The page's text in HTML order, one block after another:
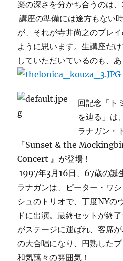
楽の深さを分かち合うのは
講座の準備には途方もない
が、それが寺井尚之のプレ
ように思います。生講座だ
していただいているのも、
回記念「ト
を辿る」は
ラナガン・
『Sunset & the
Concert 』が登場！
1997年3月16日、67歳の誕
ラナガンは、ピーター・ワ
シュのトリオで、丁度NYの
ドに出演。最終セットが終
がステージに運ばれ、客席
の大合唱になり、円熟した
和気藹々の雰囲気！